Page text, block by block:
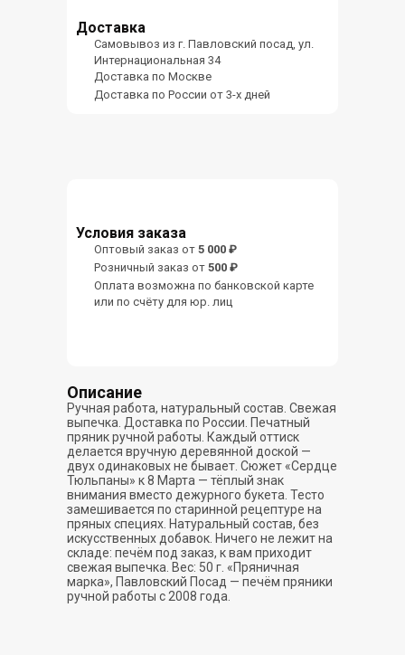
Описание
Ручная работа, натуральный состав. Свежая
выпечка. Доставка по России. Печатный
пряник ручной работы. Каждый оттиск
делается вручную деревянной доской —
двух одинаковых не бывает. Сюжет «Сердце
Тюльпаны» к 8 Марта — тёплый знак
внимания вместо дежурного букета. Тесто
замешивается по старинной рецептуре на
пряных специях. Натуральный состав, без
искусственных добавок. Ничего не лежит на
складе: печём под заказ, к вам приходит
свежая выпечка. Вес: 50 г. «Пряничная
марка», Павловский Посад — печём пряники
ручной работы с 2008 года.
Доставка
Самовывоз из г. Павловский посад, ул.
Интернациональная 34
Доставка по Москве
Доставка по России от 3-х дней
Условия заказа
Оптовый заказ от 5 000 ₽
Розничный заказ от 500 ₽
Оплата возможна по банковской карте
или по счёту для юр. лиц